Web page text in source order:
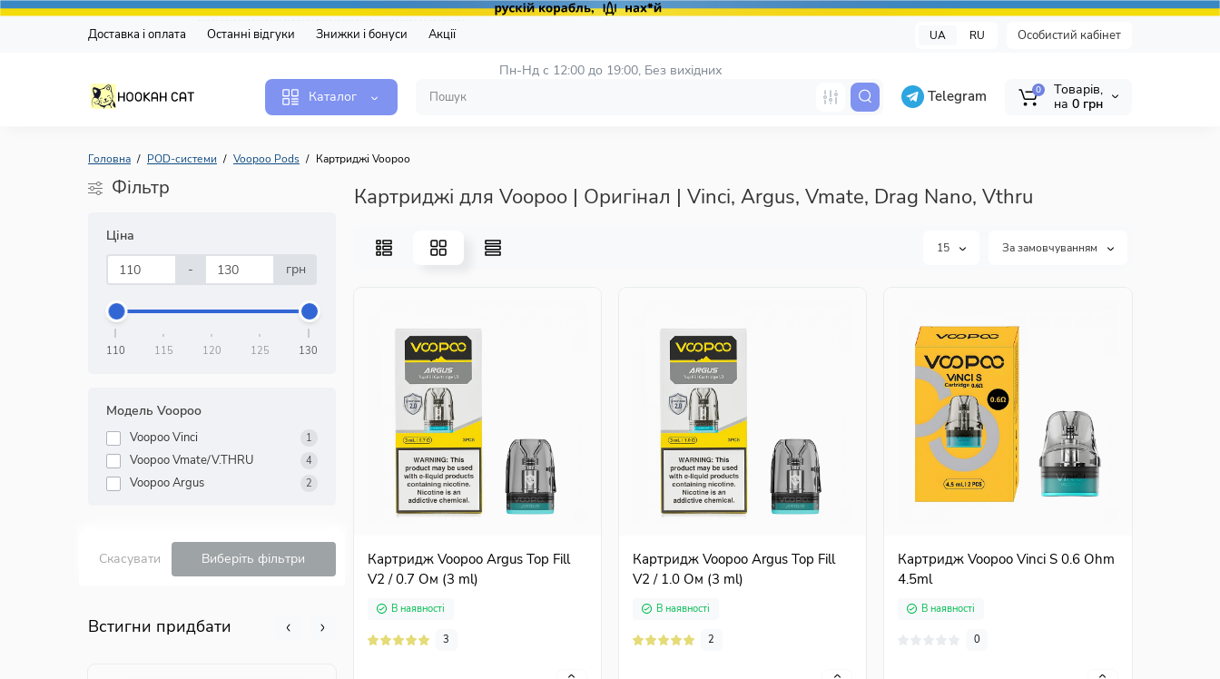
Доставка і оплата Останні відгуки Знижки і бонуси Акції Особистий кабінет
UA RU
Каталог
Пн-Нд с 12:00 до 19:00, Без вихідних
Telegram 0
Tоварів,
на 0 грн
Головна POD-системи Voopoo Pods Картриджі Voopoo
Фільтр
Ціна
-
грн
110 115 120 125 130
Модель Voopoo
Voopoo Vinci 1
Voopoo Vmate/V.THRU 4
Voopoo Argus 2
Скасувати Виберіть фільтри
Встигни придбати
Картриджі для Voopoo | Оригінал | Vinci, Argus, Vmate, Drag Nano, Vthru
15 За замовчуванням
Картридж Voopoo Argus Top Fill
V2 / 0.7 Ом (3 ml)
В наявності
3
Картридж Voopoo Argus Top Fill
V2 / 1.0 Ом (3 ml)
В наявності
2
Картридж Voopoo Vinci S 0.6 Ohm
4.5ml
В наявності
0